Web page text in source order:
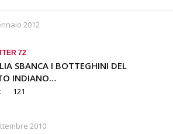
2012
72
SBANCA I BOTTEGHINI DEL
INDIANO…
121
2010